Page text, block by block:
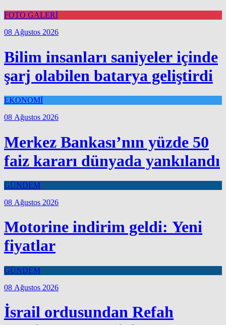
FOTO GALERİ
08 Ağustos 2026
Bilim insanları saniyeler içinde
şarj olabilen batarya geliştirdi
EKONOMİ
08 Ağustos 2026
Merkez Bankası’nın yüzde 50
faiz kararı dünyada yankılandı
GÜNDEM
08 Ağustos 2026
Motorine indirim geldi: Yeni
fiyatlar
GÜNDEM
08 Ağustos 2026
İsrail ordusundan Refah